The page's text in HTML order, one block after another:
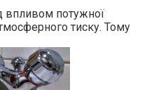
впливом потужної
тиску. Тому